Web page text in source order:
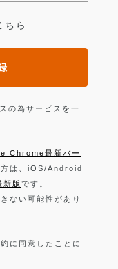
ちら
の為サービスを一
Chrome最新バー
方は、iOS/Android
版 です。
ない可能性があり
に同意したことに